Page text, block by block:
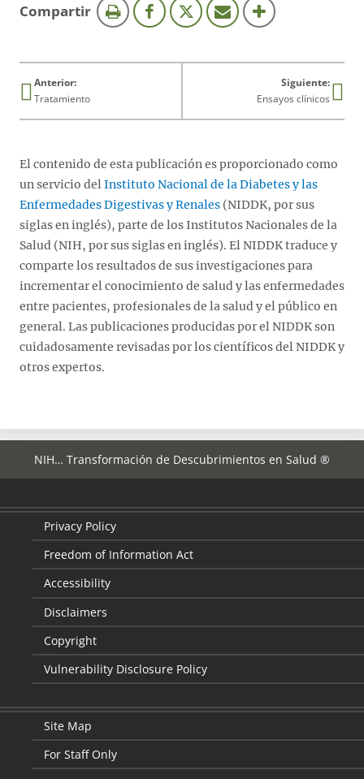
Compartiresta
Anterior:
Tratamiento
Siguiente:
Ensayos clínicos
El contenido de esta publicación es proporcionado como
un servicio delInstituto Nacional de la Diabetes y las
Enfermedades Digestivas y Renales (NIDDK, por sus
siglas en inglés), parte de los Institutos Nacionales de la
Salud (NIH, por sus siglas en inglés). El NIDDK traduce y
comparte los resultados de sus investigaciones para
incrementar el conocimiento de salud y las enfermedades
entre pacientes, profesionales de la salud y el público en
general. Las publicaciones producidas por el NIDDK son
cuidadosamente revisadas por los científicos del NIDDK y
otros expertos.
NIH… Transformación de Descubrimientos en Salud ®
Privacy Policy
Freedom of Information Act
Accessibility
Disclaimers
Copyright
Vulnerability Disclosure Policy
Site Map
For Staff Only